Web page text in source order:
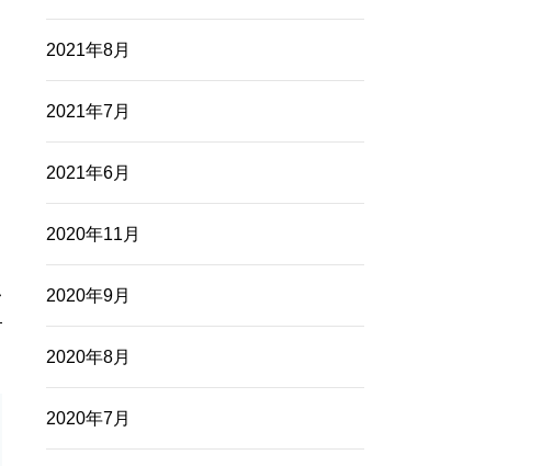
2021年8月
2021年7月
2021年6月
2020年11月
2020年9月
2020年8月
2020年7月